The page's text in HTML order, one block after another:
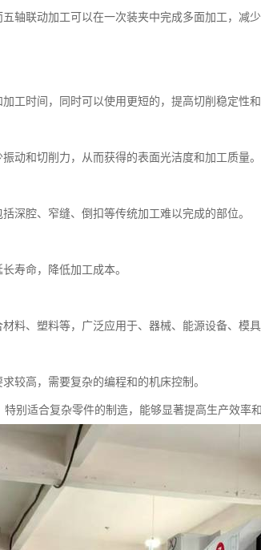
轴联动加工可以在一次装夹中完成多面加工，减
工时间，同时可以使用更短的，提高切削稳定性和
动和切削力，从而获得的表面光洁度和加工质量。
深腔、窄缝、倒扣等传统加工难以完成的部位。
寿命，降低加工成本。
料、塑料等，广泛应用于、器械、能源设备、模具
较高，需要复杂的编程和的机床控制。
别适合复杂零件的制造，能够显著提高生产效率和